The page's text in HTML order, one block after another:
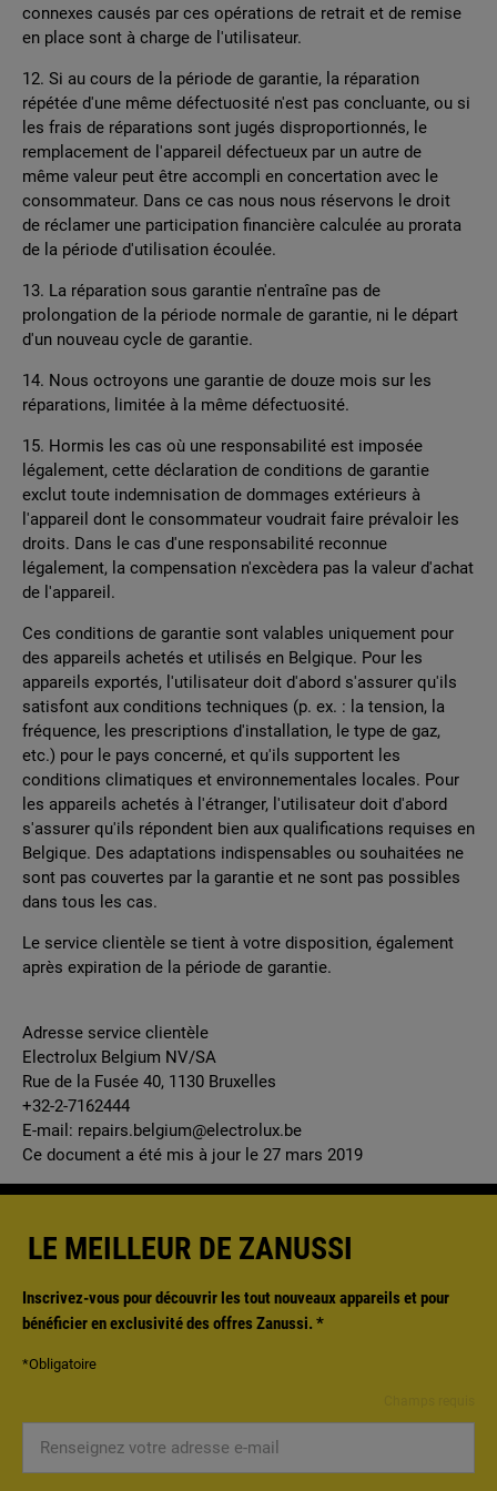
connexes causés par ces opérations de retrait et de remise
en place sont à charge de l'utilisateur.
12. Si au cours de la période de garantie, la réparation
répétée d'une même défectuosité n'est pas concluante, ou si
les frais de réparations sont jugés disproportionnés, le
remplacement de l'appareil défectueux par un autre de
même valeur peut être accompli en concertation avec le
consommateur. Dans ce cas nous nous réservons le droit
de réclamer une participation financière calculée au prorata
de la période d'utilisation écoulée.
13. La réparation sous garantie n'entraîne pas de
prolongation de la période normale de garantie, ni le départ
d'un nouveau cycle de garantie.
14. Nous octroyons une garantie de douze mois sur les
réparations, limitée à la même défectuosité.
15. Hormis les cas où une responsabilité est imposée
légalement, cette déclaration de conditions de garantie
exclut toute indemnisation de dommages extérieurs à
l'appareil dont le consommateur voudrait faire prévaloir les
droits. Dans le cas d'une responsabilité reconnue
légalement, la compensation n'excèdera pas la valeur d'achat
de l'appareil.
Ces conditions de garantie sont valables uniquement pour
des appareils achetés et utilisés en Belgique. Pour les
appareils exportés, l'utilisateur doit d'abord s'assurer qu'ils
satisfont aux conditions techniques (p. ex. : la tension, la
fréquence, les prescriptions d'installation, le type de gaz,
etc.) pour le pays concerné, et qu'ils supportent les
conditions climatiques et environnementales locales. Pour
les appareils achetés à l'étranger, l'utilisateur doit d'abord
s'assurer qu'ils répondent bien aux qualifications requises en
Belgique. Des adaptations indispensables ou souhaitées ne
sont pas couvertes par la garantie et ne sont pas possibles
dans tous les cas.
Le service clientèle se tient à votre disposition, également
après expiration de la période de garantie.
Adresse service clientèle
Electrolux Belgium NV/SA
Rue de la Fusée 40, 1130 Bruxelles
+32-2-7162444
E-mail: repairs.belgium@electrolux.be
Ce document a été mis à jour le 27 mars 2019
LE MEILLEUR DE ZANUSSI
Inscrivez-vous pour découvrir les tout nouveaux appareils et pour
bénéficier en exclusivité des offres Zanussi.*
*Obligatoire
votre